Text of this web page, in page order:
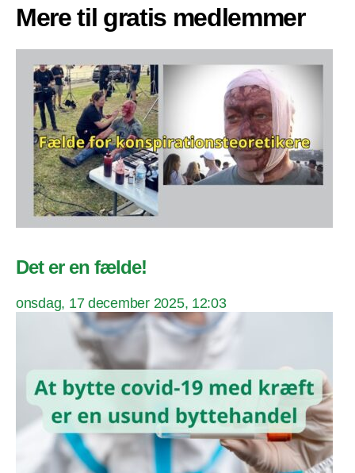
Mere til gratis medlemmer
Det er en fælde!
onsdag, 17 december 2025, 12:03